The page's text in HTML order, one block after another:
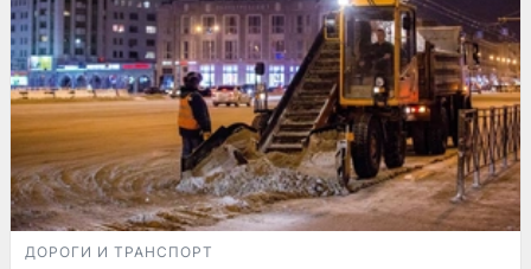
ДОРОГИ И ТРАНСПОРТ